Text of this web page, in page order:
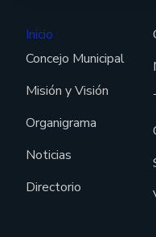
Inicio
Concejo Municipal
Misión y Visión
Organigrama
Noticias
Directorio